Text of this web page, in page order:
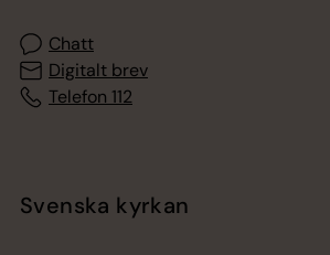
Chatt
Digitalt brev
Telefon 112
Svenska kyrkan